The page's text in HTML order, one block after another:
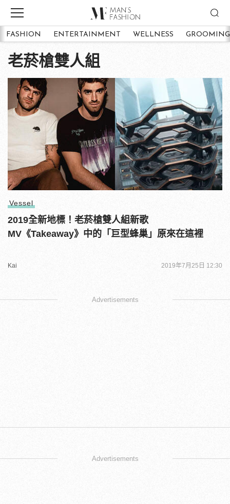
FASHION ENTERTAINMENT WELLNESS GROOMING
老菸槍雙人組
Vessel
2019全新地標！老菸槍雙人組新歌
MV《Takeaway》中的「巨型蜂巢」原來在這裡
Kai 2019年7月25日 12:30
Advertisements
Advertisements